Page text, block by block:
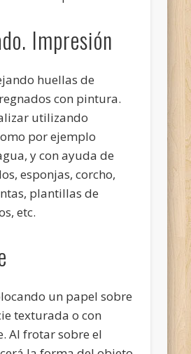
Impresión
huellas de
con pintura.
utilizando
por ejemplo
y con ayuda de
esponjas, corcho,
plantillas de
etc.
un papel sobre
texturada o con
Al frotar sobre el